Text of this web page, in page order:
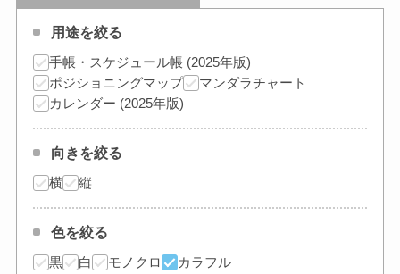
用途を絞る
手帳・スケジュール帳 (2025年版)
ポジショニングマップ
マンダラチャート
カレンダー (2025年版)
向きを絞る
横 縦
色を絞る
黒 白 モノクロ カラフル